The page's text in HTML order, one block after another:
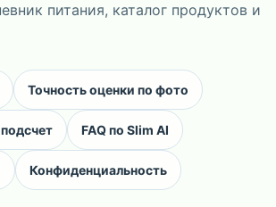
питания, каталог продуктов и
Точность оценки по фото
FAQ по Slim AI
Конфиденциальность